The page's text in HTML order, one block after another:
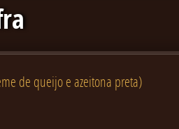
de queijo e azeitona preta)